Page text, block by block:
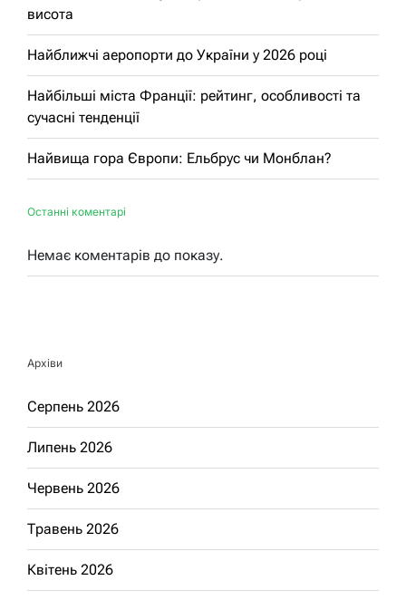
висота
Найближчі аеропорти до України у 2026 році
Найбільші міста Франції: рейтинг, особливості та
сучасні тенденції
Найвища гора Європи: Ельбрус чи Монблан?
Останні коментарі
Немає коментарів до показу.
Архіви
Серпень 2026
Липень 2026
Червень 2026
Травень 2026
Квітень 2026